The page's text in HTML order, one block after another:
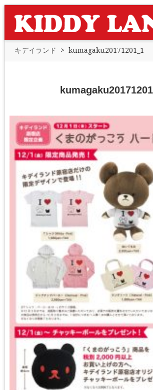
キデイランド > kumagaku20171201_1